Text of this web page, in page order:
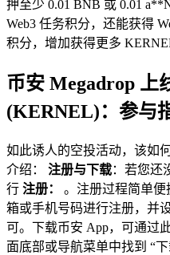
押至少 0.01 BNB 或 0.01
Web3 任务积分，还能获得
积分，增加获得更多
币安 Megadrop 上
(KERNEL)：参与
如此诱人的空投活动，该如
介绍： 注册与下载：若您还
行 注册：
。注册过程简单
箱或手机号码进行注册，并
可。下载币安 App，可通过
面底部或导航菜单中找到 “